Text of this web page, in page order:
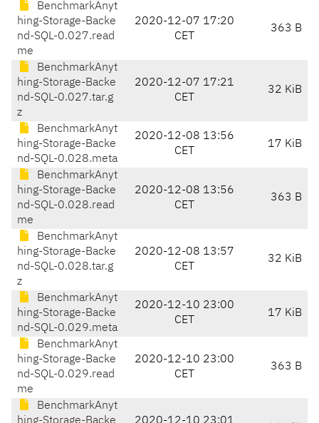
BenchmarkAnyt
hing-Storage-Backe
nd-SQL-0.027.read
me
2020-12-07 17:20
CET
363 B
BenchmarkAnyt
hing-Storage-Backe
nd-SQL-0.027.tar.g
z
2020-12-07 17:21
CET
32 KiB
BenchmarkAnyt
hing-Storage-Backe
nd-SQL-0.028.meta
2020-12-08 13:56
CET
17 KiB
BenchmarkAnyt
hing-Storage-Backe
nd-SQL-0.028.read
me
2020-12-08 13:56
CET
363 B
BenchmarkAnyt
hing-Storage-Backe
nd-SQL-0.028.tar.g
z
2020-12-08 13:57
CET
32 KiB
BenchmarkAnyt
hing-Storage-Backe
nd-SQL-0.029.meta
2020-12-10 23:00
CET
17 KiB
BenchmarkAnyt
hing-Storage-Backe
nd-SQL-0.029.read
me
2020-12-10 23:00
CET
363 B
BenchmarkAnyt